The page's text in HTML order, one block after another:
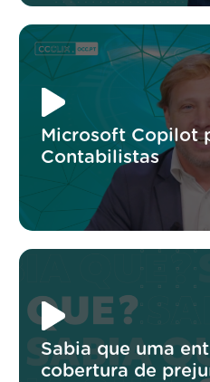
Microsoft Copilot
Contabilistas
Sabia que uma
cobertura de